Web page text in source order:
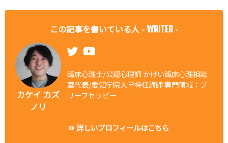
この記事を書いている人 - WRITER -
カケイ カズ
ノリ
臨床心理士/公認心理師 かけい臨床心理相談
室代表/愛知学院大学特任講師 専門領域：ブ
リーフセラピー
詳しいプロフィールはこちら